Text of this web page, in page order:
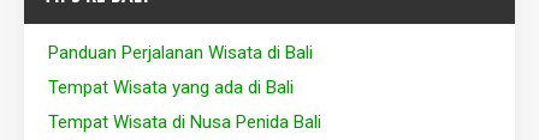
Panduan Perjalanan Wisata di Bali
Tempat Wisata yang ada di Bali
Tempat Wisata di Nusa Penida Bali